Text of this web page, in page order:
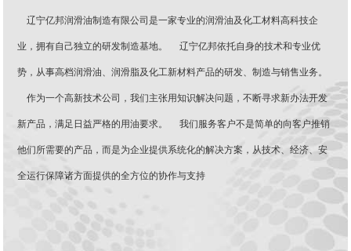
辽宁亿邦润滑油制造有限公司是一家专业的润滑油及化工材料高科技企
业，拥有自己独立的研发制造基地。 辽宁亿邦依托自身的技术和专业优
势，从事高档润滑油、润滑脂及化工新材料产品的研发、制造与销售业务。
作为一个高新技术公司，我们主张用知识解决问题，不断寻求新办法开发
新产品，满足日益严格的用油要求。 我们服务客户不是简单的向客户推销
他们所需要的产品，而是为企业提供系统化的解决方案，从技术、经济、安
全运行保障诸方面提供的全方位的协作与支持